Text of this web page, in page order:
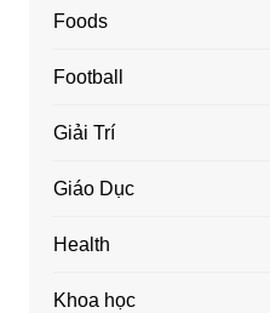
Foods
Football
Giải Trí
Giáo Dục
Health
Khoa học